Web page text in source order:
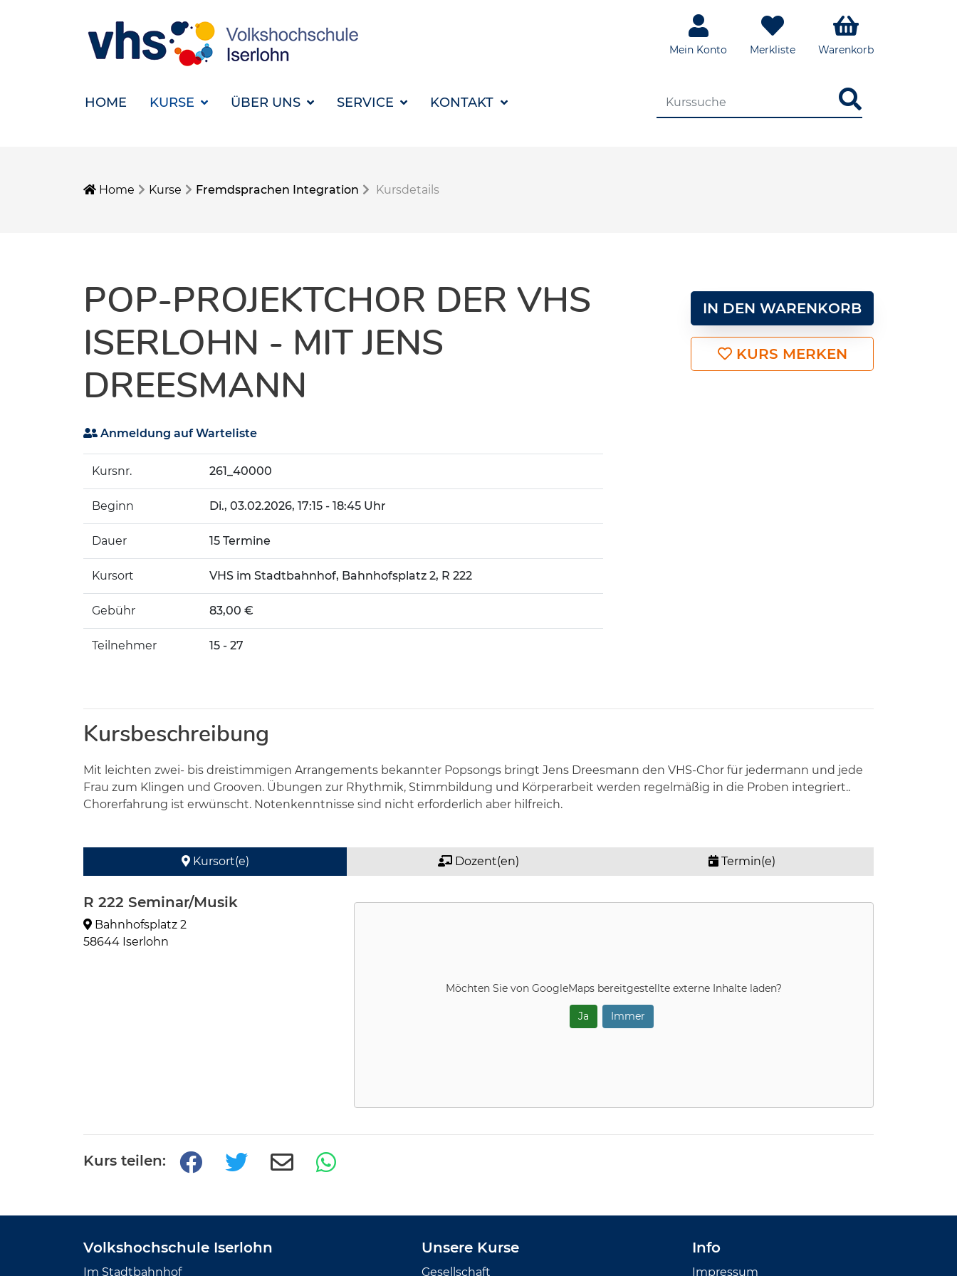
Mein Konto Merkliste Warenkorb
HOME KURSE ÜBER UNS SERVICE KONTAKT
Home Kurse Fremdsprachen Integration Kursdetails
POP-PROJEKTCHOR DER VHS
ISERLOHN - MIT JENS
DREESMANN
Anmeldung auf Warteliste
Kursnr. 261_40000
Beginn Di., 03.02.2026, 17:15 - 18:45 Uhr
Dauer 15 Termine
Kursort VHS im Stadtbahnhof, Bahnhofsplatz 2, R 222
Gebühr 83,00 €
Teilnehmer 15 - 27
IN DEN WARENKORB
KURS MERKEN
Kursbeschreibung
Mit leichten zwei- bis dreistimmigen Arrangements bekannter Popsongs bringt Jens Dreesmann den VHS-Chor für jedermann und jede
Frau zum Klingen und Grooven. Übungen zur Rhythmik, Stimmbildung und Körperarbeit werden regelmäßig in die Proben integriert..
Chorerfahrung ist erwünscht. Notenkenntnisse sind nicht erforderlich aber hilfreich.
Kursort(e) Dozent(en) Termin(e)
R 222 Seminar/Musik
Bahnhofsplatz 2
58644 Iserlohn
Möchten Sie von GoogleMaps bereitgestellte externe Inhalte laden?
Ja Immer
Kurs teilen:
Volkshochschule Iserlohn
Im Stadtbahnhof
Unsere Kurse
Gesellschaft
Info
Impressum